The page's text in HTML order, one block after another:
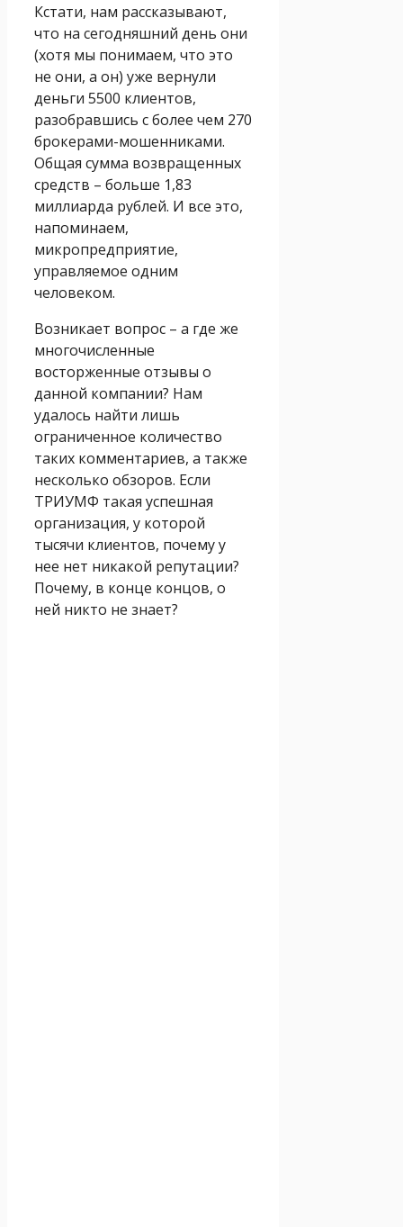
Кстати, нам рассказывают,
что на сегодняшний день они
(хотя мы понимаем, что это
не они, а он) уже вернули
деньги 5500 клиентов,
разобравшись с более чем 270
брокерами-мошенниками.
Общая сумма возвращенных
средств – больше 1,83
миллиарда рублей. И все это,
напоминаем,
микропредприятие,
управляемое одним
человеком.
Возникает вопрос – а где же
многочисленные
восторженные отзывы о
данной компании? Нам
удалось найти лишь
ограниченное количество
таких комментариев, а также
несколько обзоров. Если
ТРИУМФ такая успешная
организация, у которой
тысячи клиентов, почему у
нее нет никакой репутации?
Почему, в конце концов, о
ней никто не знает?